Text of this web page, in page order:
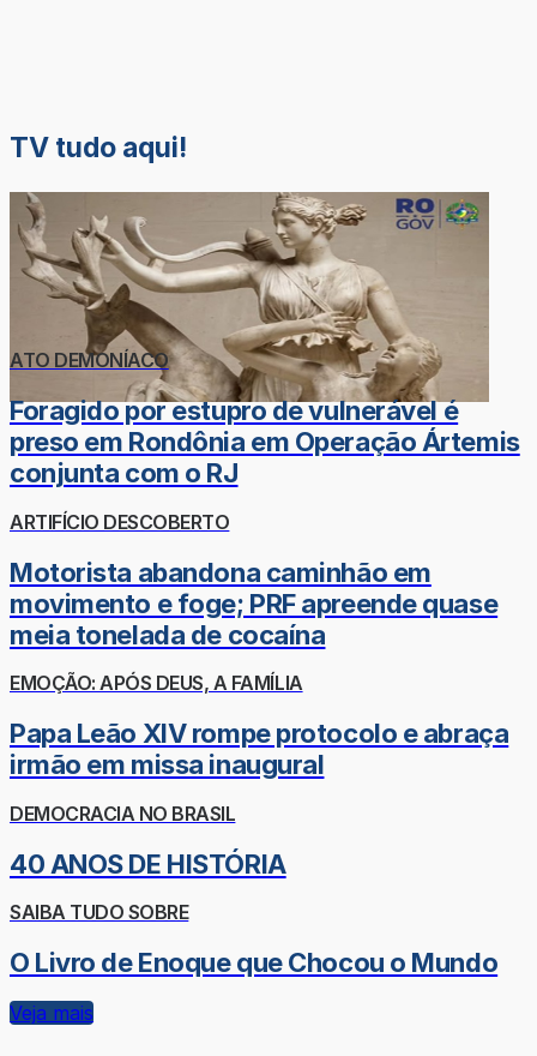
TV tudo aqui!
ATO DEMONÍACO
Foragido por estupro de vulnerável é
preso em Rondônia em Operação Ártemis
conjunta com o RJ
ARTIFÍCIO DESCOBERTO
Motorista abandona caminhão em
movimento e foge; PRF apreende quase
meia tonelada de cocaína
EMOÇÃO: APÓS DEUS, A FAMÍLIA
Papa Leão XIV rompe protocolo e abraça
irmão em missa inaugural
DEMOCRACIA NO BRASIL
40 ANOS DE HISTÓRIA
SAIBA TUDO SOBRE
O Livro de Enoque que Chocou o Mundo
Veja mais